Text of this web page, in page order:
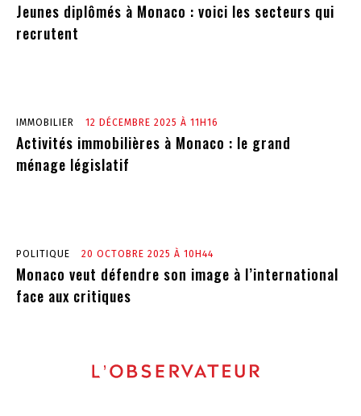
Jeunes diplômés à Monaco : voici les secteurs qui
recrutent
IMMOBILIER 12 DÉCEMBRE 2025 À 11H16
Activités immobilières à Monaco : le grand
ménage législatif
POLITIQUE 20 OCTOBRE 2025 À 10H44
Monaco veut défendre son image à l’international
face aux critiques